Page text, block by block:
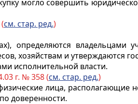
могло совершить
см. стар. ред.)
определяются владельцами
хозяйствам и утверждаются
исполнительной власти.
г. № 358 (см. стар. ред.)
лица, располагающие
доверенности.